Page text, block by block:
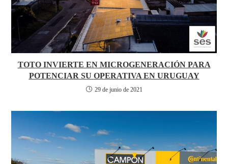
TOTO INVIERTE EN MICROGENERACIÓN PARA
POTENCIAR SU OPERATIVA EN URUGUAY
29 de junio de 2021